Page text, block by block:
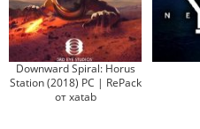
Downward Spiral: Horus
Station (2018) PC | RePack
от xatab